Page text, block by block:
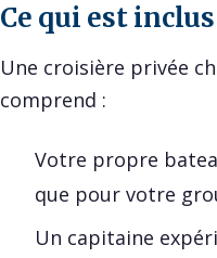
Ce qui est
Une croisière privée
comprend :
Votre propre
que pour votre
Un capitaine